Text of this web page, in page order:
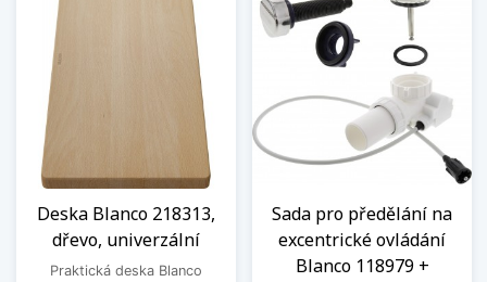
Deska Blanco 218313,
dřevo, univerzální
Praktická deska Blanco
Sada pro předělání na
excentrické ovládání
Blanco 118979 +